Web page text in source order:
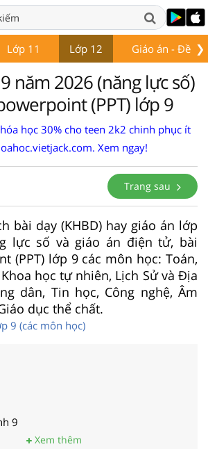
❯
Lớp 11 Lớp 12 Giáo án - Đề thi
năm 2026 (năng lực số)
(PPT) lớp 9
học 30% cho teen 2k2 chinh phục ít
Xem ngay!
Trang sau
bài dạy (KHBD) hay giáo án lớp
lực số và giáo án điện tử, bài
(PPT) lớp 9 các môn học: Toán,
học tự nhiên, Lịch Sử và Địa
dân, Tin học, Công nghệ, Âm
dục thể chất.
9 (các môn học)
9
Xem thêm